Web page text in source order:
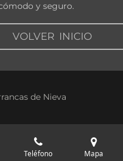
y seguro.
VOLVER INICIO
de Nieva
Teléfono Mapa